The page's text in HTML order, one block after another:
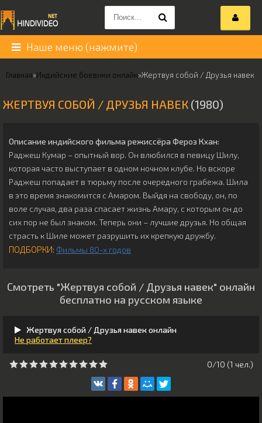
Наше меню (нажмите)
Главная»Индийские боевики онлайн»Жертвуя собой / Друзья навек
ЖЕРТВУЯ СОБОЙ / ДРУЗЬЯ НАВЕК (1980)
Описание индийского фильма режиссёра Фероз Кхан:
Раджеш Кумар – опытный вор. Он влюбился в певицу Шилу,
которая часто выступает в одном ночном клубе. Но вскоре
Раджеш попадает в тюрьму после очередного грабежа. Шила
в это время знакомится с Амаром. Выйдя на свободу, он, по
воле случая, два раза спасает жизнь Амару, с которым он до
сих пор не был знаком. Теперь они – лучшие друзья. Но общая
страсть к Шиле может разрушить их крепкую дружбу.
ПОДБОРКИ: Фильмы 80-х годов
Смотреть "Жертвуя собой / Друзья навек" онлайн
бесплатно на русском языке
Жертвуя собой / Друзья навек онлайн
Не работает плеер?
0/10 (1 чeл.)